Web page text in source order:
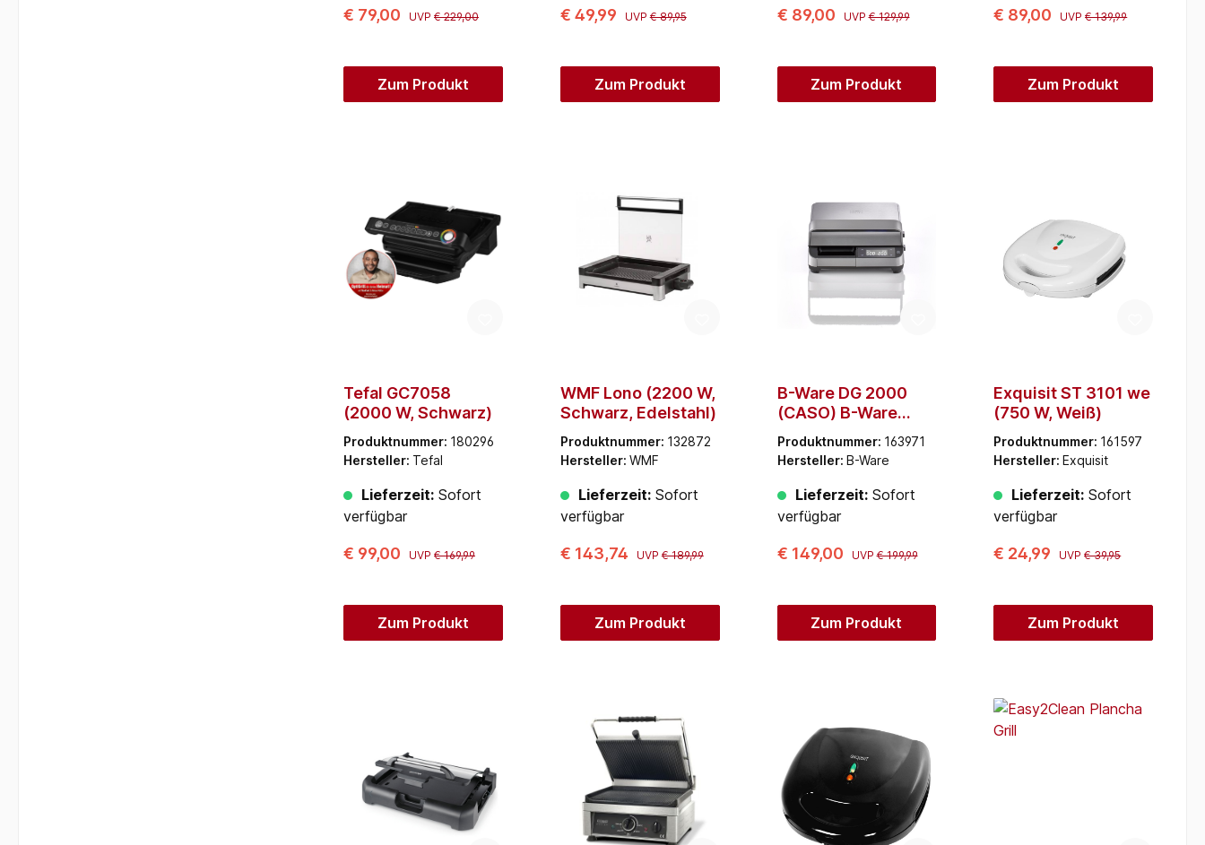
€ 79,00 UVP € 229,00
Zum Produkt
€ 49,99 UVP€ 89,95
Zum Produkt
€ 89,00 UVP€ 129,99
Zum Produkt
€ 89,00 UVP€ 139,99
Zum Produkt
Tefal GC7058
(2000 W, Schwarz)
Produktnummer: 180296
Hersteller: Tefal
Lieferzeit: Sofort
verfügbar
€ 99,00 UVP € 169,99
Zum Produkt
WMF Lono (2200 W,
Schwarz, Edelstahl)
Produktnummer: 132872
Hersteller: WMF
Lieferzeit:Sofort
verfügbar
€ 143,74 UVP€ 189,99
Zum Produkt
B-Ware DG 2000
(CASO) B-Ware
(2000 W,
Aluminium)
Produktnummer: 163971
Hersteller: B-Ware
Lieferzeit:Sofort
verfügbar
€ 149,00 UVP€ 199,99
Zum Produkt
Exquisit ST 3101 we
(750 W, Weiß)
Produktnummer: 161597
Hersteller:Exquisit
Lieferzeit: Sofort
verfügbar
€ 24,99 UVP€ 39,95
Zum Produkt